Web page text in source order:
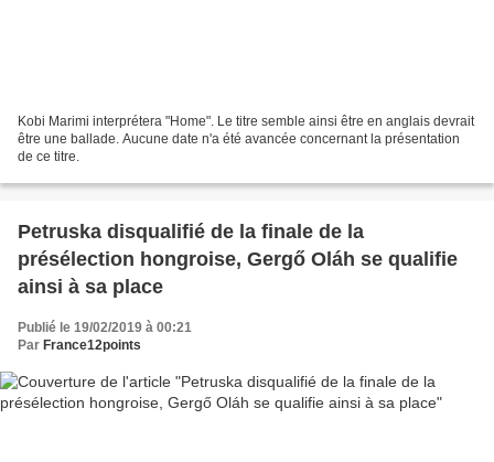
Kobi Marimi interprétera "Home". Le titre semble ainsi être en anglais devrait
être une ballade. Aucune date n'a été avancée concernant la présentation
de ce titre.
Petruska disqualifié de la finale de la
présélection hongroise, Gergő Oláh se qualifie
ainsi à sa place
Publié le 19/02/2019 à 00:21
Par France12points